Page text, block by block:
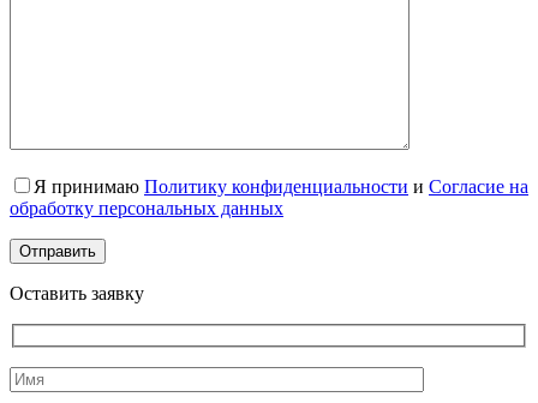
Я принимаю Политику конфиденциальности и Согласие на
обработку персональных данных
Оставить заявку